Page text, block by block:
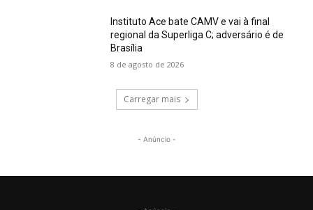
Instituto Ace bate CAMV e vai à final
regional da Superliga C; adversário é de
Brasília
8 de agosto de 2026
Carregar mais
- Anúncio -